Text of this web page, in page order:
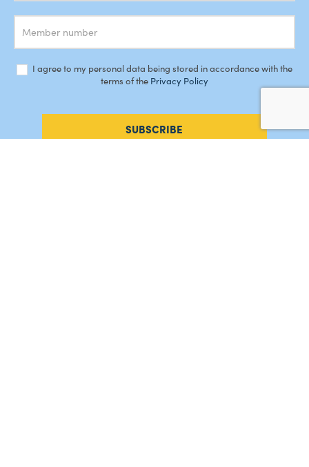
I agree to my personal data being stored in accordance with the
terms of the Privacy Policy
SUBSCRIBE